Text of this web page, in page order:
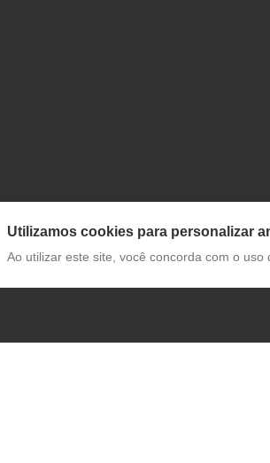
Utilizamos cookies para personalizar
Ao utilizar este site, você concorda com o uso